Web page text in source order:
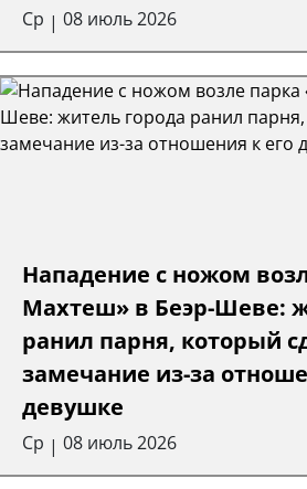
Ср | 08 июль 2026
Нападение с ножом
Махтеш» в Беэр-Шеве:
ранил парня, который
замечание из-за
девушке
Ср | 08 июль 2026